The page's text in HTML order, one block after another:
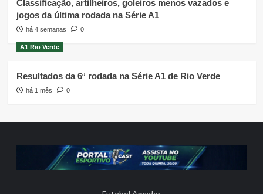
Classificação, artilheiros, goleiros menos vazados e
jogos da última rodada na Série A1
há 4 semanas 0
A1 Rio Verde
Resultados da 6ª rodada na Série A1 de Rio Verde
há 1 mês 0